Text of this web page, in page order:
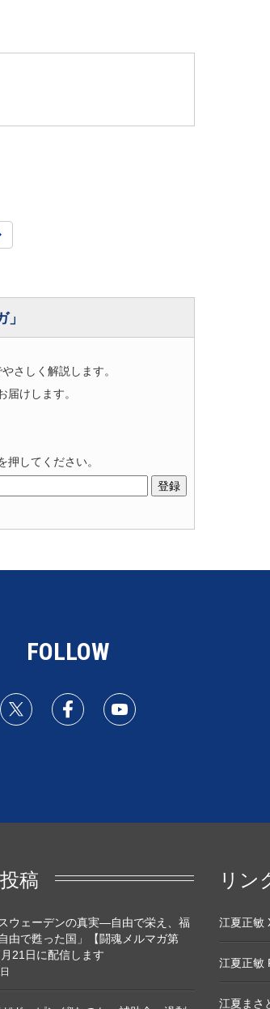
さしく解説します。
届けします。
してください。
FOLLOW
稿
スウェーデンの真実―自由で栄え、福
由で甦った国」【闘魂メルマガ第
21日に配信します
リン
江夏正敏
江夏正敏
江夏まさ